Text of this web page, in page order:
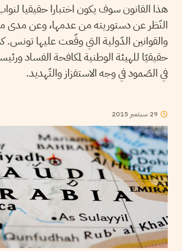
هذا القانون سوف يكون اختبارا حقيقيا
النّظر عن دستوريته من عدمها، وعن مدى
والقوانين الدّولية التي وقّعت عليها تونس.
حقيقيّا للهيئة الوطنية لمكافحة الفساد
في الصّمود في وجه الاستفزاز والتّهديد.
29 سبتمبر 2015